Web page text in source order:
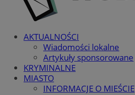
AKTUALNOŚCI
Wiadomości lokalne
Artykuły sponsorowane
KRYMINALNE
MIASTO
INFORMACJE O MIEŚCIE